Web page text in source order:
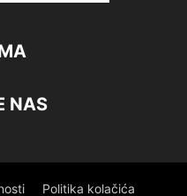
NAS
Politika kolačića